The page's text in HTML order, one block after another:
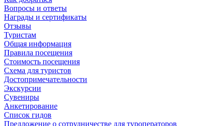
Вопросы и ответы
Награды и сертификаты
Отзывы
Туристам
Общая информация
Правила посещения
Стоимость посещения
Схема для туристов
Достопримечательности
Экскурсии
Сувениры
Анкетирование
Список гидов
Предложение о сотрудничестве для туроператоров